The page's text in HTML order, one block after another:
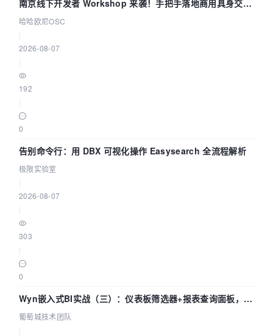
南京线下开发者 Workshop 来袭！手把手落地商用具身交互
智能 Agent 应用
哈哈欧尼OSC
2026-08-07
192
0
告别命令行：用 DBX 可视化操作 Easysearch 全流程解析
极限实验室
2026-08-07
303
0
Wyn嵌入式BI实战（三）：仪表板筛选器+报表查询面板，参
数联动全闭环
葡萄城技术团队